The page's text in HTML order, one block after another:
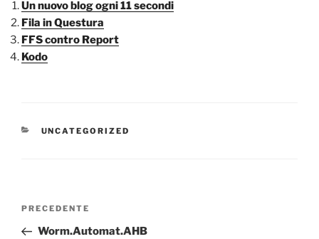
Un nuovo blog ogni 11 secondi
Fila in Questura
FFS contro Report
Kodo
CATEGORIE
UNCATEGORIZED
Navigazione
Articolo
precedente:
PRECEDENTE
Worm.Automat.AHB